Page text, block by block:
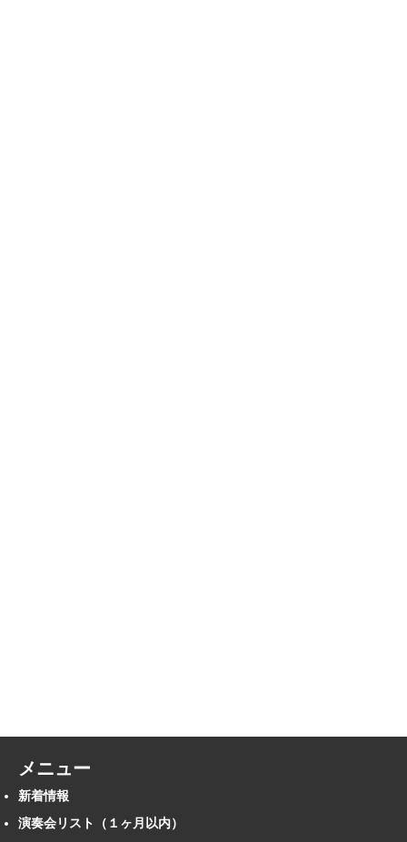
メニュー
新着情報
演奏会リスト（１ヶ月以内）